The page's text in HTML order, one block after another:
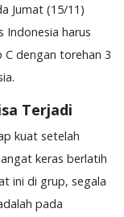
Jumat (15/11)
Indonesia harus
C dengan torehan 3
Terjadi
kuat setelah
keras berlatih
ini di grup, segala
pada